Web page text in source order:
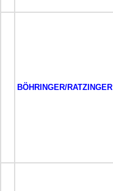
BÖHRINGER/RATZINGER